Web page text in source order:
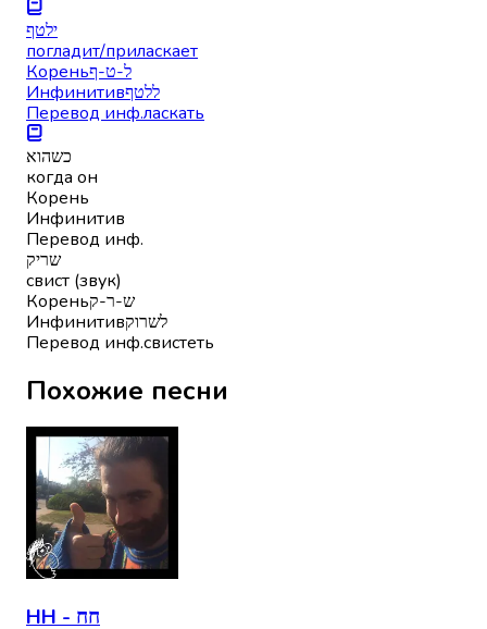
ילטף
погладит/приласкает
Кореньל-ט-ף
Инфинитивללטף
Перевод инф.ласкать
כשהוא
когда он
Корень
Инфинитив
Перевод инф.
שריק
свист (звук)
Кореньש-ר-ק
Инфинитивלשרוק
Перевод инф.свистеть
Похожие песни
HH - חח